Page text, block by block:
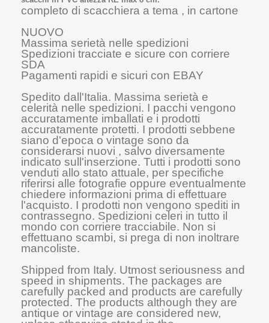
completo di scacchiera a tema , in cartone
NUOVO
Massima serietà nelle spedizioni
Spedizioni tracciate e sicure con corriere
SDA
Pagamenti rapidi e sicuri con EBAY
Spedito dall'Italia. Massima serietà e
celerità nelle spedizioni. I pacchi vengono
accuratamente imballati e i prodotti
accuratamente protetti. I prodotti sebbene
siano d'epoca o vintage sono da
considerarsi nuovi , salvo diversamente
indicato sull'inserzione. Tutti i prodotti sono
venduti allo stato attuale, per specifiche
riferirsi alle fotografie oppure eventualmente
chiedere informazioni prima di effettuare
l'acquisto. I prodotti non vengono spediti in
contrassegno. Spedizioni celeri in tutto il
mondo con corriere tracciabile. Non si
effettuano scambi, si prega di non inoltrare
mancoliste.
Shipped from Italy. Utmost seriousness and
speed in shipments. The packages are
carefully packed and products are carefully
protected. The products although they are
antique or vintage are considered new,